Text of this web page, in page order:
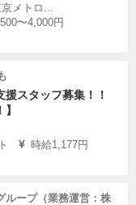
メトロ...
〜4,000円
援スタッフ募集！！
時給1,177円
ループ（業務運営：株